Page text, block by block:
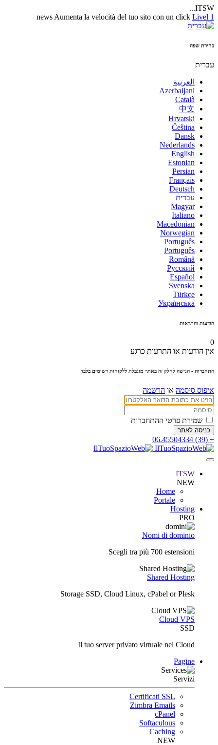
ITSW...
news Aumenta la velocità del tuo sito con un click Livel 1
בחירת שפה
עברית
العربية
Azerbaijani
Català
中文
Hrvatski
Čeština
Dansk
Nederlands
English
Estonian
Persian
Français
Deutsch
עברית
Magyar
Italiano
Macedonian
Norwegian
Português
Português
Română
Русский
Español
Svenska
Türkçe
Українська
הודעות והתראות
0
אין הודעות או התרעות כרגע
התחברות - הגישה לחלק זה באתר מוגבלת ללקוחות רשומים בלבד
איפוס סיסמה או הרשמה
שמירת פרטי ההתחברות
+ (39) 06.45504334
ITSW
NEW
Home
Portale
Hosting
PRO
Nomi di dominio
Scegli tra più 700 estensioni
Shared Hosting
Storage SSD, Cloud Linux, cPabel or Plesk
Cloud VPS
SSD
Il tuo server privato virtuale nel Cloud
Pagine
Servizi
Certificati SSL
Zimbra Emails
cPanel
Softaculous
Caching
NEW